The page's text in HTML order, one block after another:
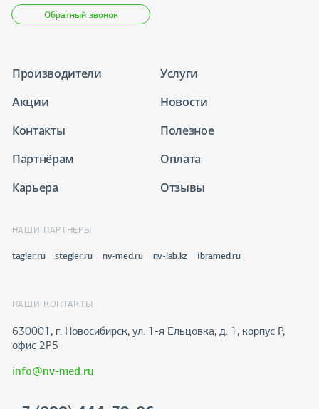
Обратный звонок
Производители
Услуги
Акции
Новости
Контакты
Полезное
Партнёрам
Оплата
Карьера
Отзывы
НАШИ ПАРТНЕРЫ
tagler.ru stegler.ru nv-med.ru nv-lab.kz ibramed.ru
НАШИ КОНТАКТЫ
630001, г. Новосибирск, ул. 1-я Ельцовка, д. 1, корпус Р,
офис 2Р5
info@nv-med.ru